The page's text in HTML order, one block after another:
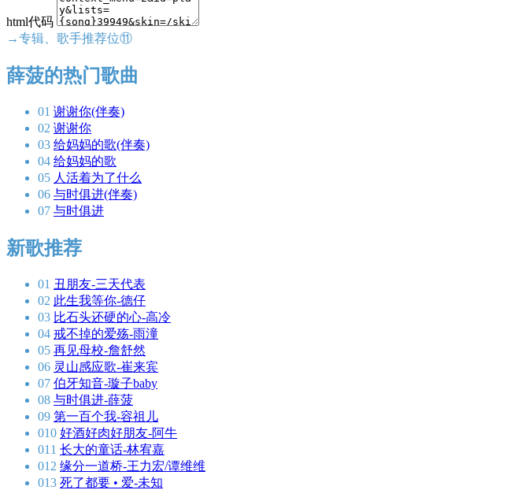
html代码
→专辑、歌手推荐位⑪
薛菠的热门歌曲
01 谢谢你(伴奏)
02 谢谢你
03 给妈妈的歌(伴奏)
04 给妈妈的歌
05 人活着为了什么
06 与时俱进(伴奏)
07 与时俱进
新歌推荐
01 丑朋友-三天代表
02 此生我等你-德仔
03 比石头还硬的心-高冷
04 戒不掉的爱殇-雨潼
05 再见母校-詹舒然
06 灵山感应歌-崔来宾
07 伯牙知音-璇子baby
08 与时俱进-薛菠
09 第一百个我-容祖儿
010 好酒好肉好朋友-阿牛
011 长大的童话-林宥嘉
012 缘分一道桥-王力宏/谭维维
013 死了都要 • 爱-未知